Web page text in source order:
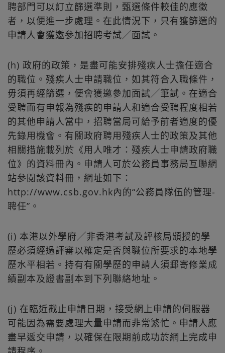
聘部門可以訂立篩選準則，甄選條件較佳的應徵
者，以便進一步處理。在此情況下，只有獲篩選的
申請人會獲邀參加招聘考試╱面試。
(h) 政府的政策，是盡可能安排殘疾人士擔任適合
的職位。殘疾人士申請職位，如其符合入職條件，
毋須再經篩選，便會獲邀參加面試╱筆試。在適合
受聘而有申報為殘疾的申請人和適合受聘程度相若
的其他申請人當中，招聘當局可給予前者適度的優
先錄用機會。有關政府聘用殘疾人士的政策及其他
相關措施載列於《用人唯才：殘疾人士申請政府職
位》的資料冊內。申請人可於公務員事務局互聯網
站參閱該資料冊，網址如下：
http://www.csb.gov.hk內的“公務員隊伍的管理-
聘任”。
(i) 本港以外學府╱非香港考試及評核局頒授的學
歷必須經過評審以確定是否與職位所要求的本地學
歷水平相若。持有有關學歷的申請人須郵寄修業成
績副本及證書副本到下列聯絡地址。
(j) 在臨近截止申請日期，接受網上申請的伺服器
可能因為需要處理大量申請而非常繁忙。申請人應
盡早遞交申請，以確保在限期前成功於網上完成申